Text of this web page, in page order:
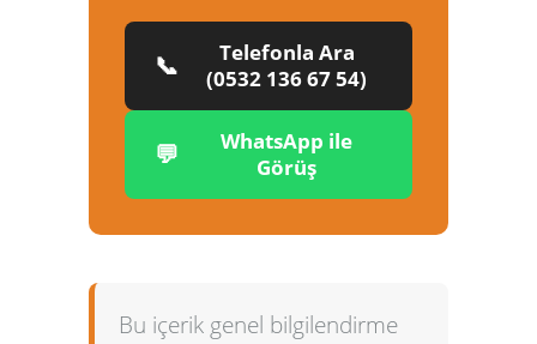
📞
Telefonla Ara
(0532 136 67 54)
💬
WhatsApp ile
Görüş
Bu içerik genel bilgilendirme